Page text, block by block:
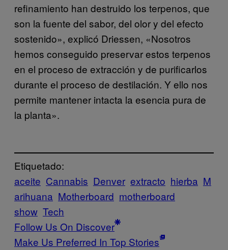
refinamiento han destruido los terpenos, que
son la fuente del sabor, del olor y del efecto
sostenido», explicó Driessen, «Nosotros
hemos conseguido preservar estos terpenos
en el proceso de extracción y de purificarlos
durante el proceso de destilación. Y ello nos
permite mantener intacta la esencia pura de
la planta».
Etiquetado:
aceite Cannabis Denver extracto hierba M
arihuana Motherboard motherboard
show Tech
Follow Us On Discover
Make Us Preferred In Top Stories